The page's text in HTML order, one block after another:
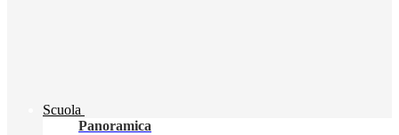
Scuola
Panoramica